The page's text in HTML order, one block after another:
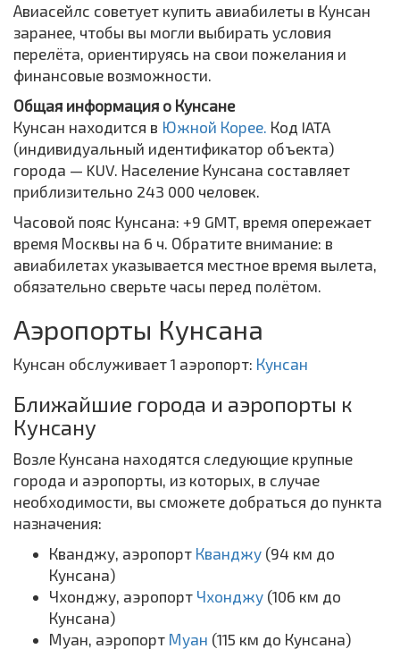
Авиасейлс советует купить авиабилеты в Кунсан
заранее, чтобы вы могли выбирать условия
перелёта, ориентируясь на свои пожелания и
финансовые возможности.
Общая информация о Кунсане
Кунсан находится в Южной Корее. Код IATA
(индивидуальный идентификатор объекта)
города — KUV. Население Кунсана составляет
приблизительно 243 000 человек.
Часовой пояс Кунсана: +9 GMT, время опережает
время Москвы на 6 ч. Обратите внимание: в
авиабилетах указывается местное время вылета,
обязательно сверьте часы перед полётом.
Аэропорты Кунсана
Кунсан обслуживает 1 аэропорт: Кунсан
Ближайшие города и аэропорты к
Кунсану
Возле Кунсана находятся следующие крупные
города и аэропорты, из которых, в случае
необходимости, вы сможете добраться до пункта
назначения:
Кванджу, аэропорт Кванджу (94 км до
Кунсана)
Чхонджу, аэропорт Чхонджу (106 км до
Кунсана)
Муан, аэропорт Муан (115 км до Кунсана)